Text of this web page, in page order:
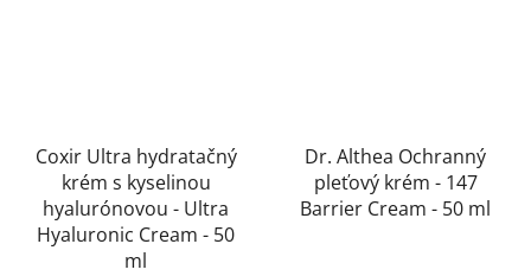
Coxir Ultra hydratačný
krém s kyselinou
hyalurónovou - Ultra
Hyaluronic Cream - 50
ml
Dr. Althea Ochranný
pleťový krém - 147
Barrier Cream - 50 ml